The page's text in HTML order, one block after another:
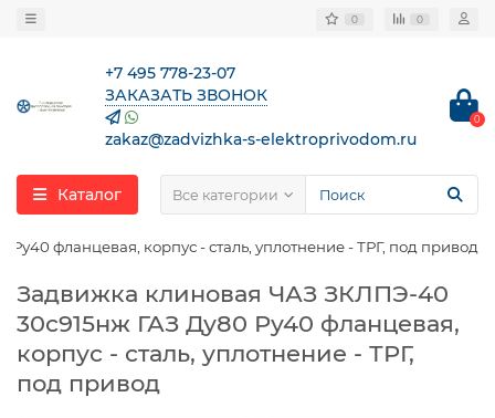
0 0
+7 495 778-23-07
ЗАКАЗАТЬ ЗВОНОК
zakaz@zadvizhka-s-elektroprivodom.ru
0
Каталог Все категории
фланцевая, корпус - сталь, уплотнение - ТРГ, под привод
Задвижка клиновая ЧАЗ ЗКЛПЭ-40
30с915нж ГАЗ Ду80 Ру40 фланцевая,
корпус - сталь, уплотнение - ТРГ,
под привод